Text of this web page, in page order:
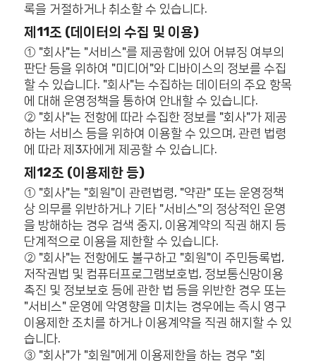
록을 거절하거나 취소할 수 있습니다.
제11조 (데이터의 수집 및 이용)
① "회사"는 "서비스"를 제공함에 있어 어뷰징 여부의
판단 등을 위하여 "미디어"와 디바이스의 정보를 수집
할 수 있습니다. "회사"는 수집하는 데이터의 주요 항목
에 대해 운영정책을 통하여 안내할 수 있습니다.
② "회사"는 전항에 따라 수집한 정보를 "회사"가 제공
하는 서비스 등을 위하여 이용할 수 있으며, 관련 법령
에 따라 제3자에게 제공할 수 있습니다.
제12조 (이용제한 등)
① "회사"는 "회원"이 관련법령, "약관" 또는 운영정책
상 의무를 위반하거나 기타 "서비스"의 정상적인 운영
을 방해하는 경우 검색 중지, 이용계약의 직권 해지 등
단계적으로 이용을 제한할 수 있습니다.
② "회사"는 전항에도 불구하고 "회원"이 주민등록법,
저작권법 및 컴퓨터프로그램보호법, 정보통신망이용
촉진 및 정보보호 등에 관한 법 등을 위반한 경우 또는
"서비스" 운영에 악영향을 미치는 경우에는 즉시 영구
이용제한 조치를 하거나 이용계약을 직권 해지할 수 있
습니다.
③ "회사"가 "회원"에게 이용제한을 하는 경우 "회